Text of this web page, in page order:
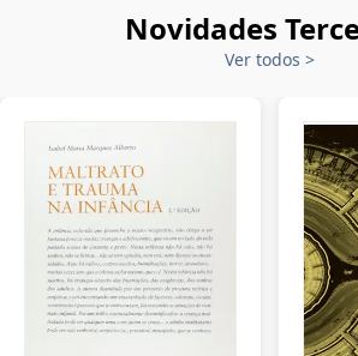
Novidades
Ver todos >